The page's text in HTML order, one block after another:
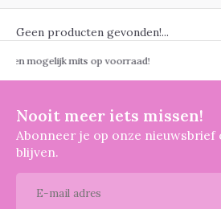
Geen producten gevonden!...
mits op voorraad!
Nooit meer iets missen!
Abonneer je op onze
blijven.